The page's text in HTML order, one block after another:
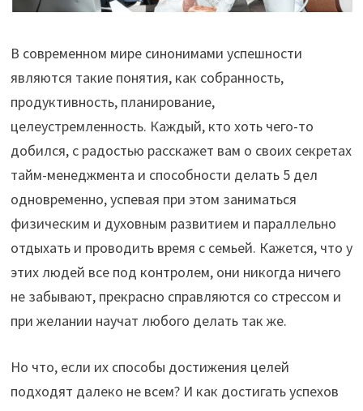
В современном мире синонимами успешности
являются такие понятия, как собранность,
продуктивность, планирование,
целеустремленность. Каждый, кто хоть чего-то
добился, с радостью расскажет вам о своих секретах
тайм-менеджмента и способности делать 5 дел
одновременно, успевая при этом заниматься
физическим и духовным развитием и параллельно
отдыхать и проводить время с семьей. Кажется, что у
этих людей все под контролем, они никогда ничего
не забывают, прекрасно справляются со стрессом и
при желании научат любого делать так же.
Но что, если их способы достижения целей
подходят далеко не всем? И как достигать успехов